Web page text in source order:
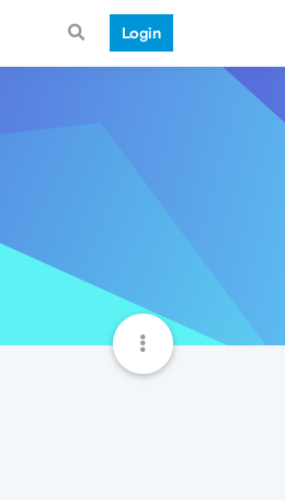
Login